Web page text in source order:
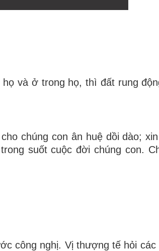
và ở trong họ, thì đất rung
chúng con ân huệ dồi dào;
suốt cuộc đời chúng con.
công nghị. Vị thượng tế hỏi các